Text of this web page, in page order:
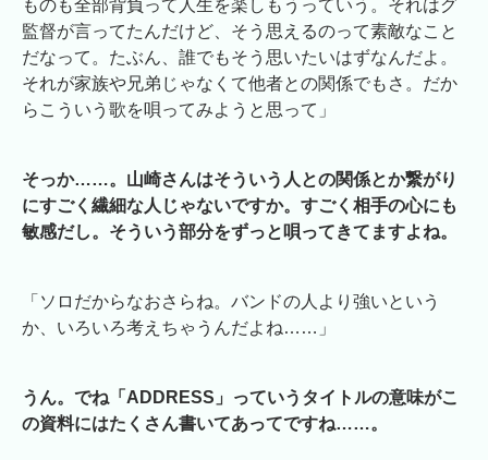
ものも全部背負って人生を楽しもうっていう。それはグ
監督が言ってたんだけど、そう思えるのって素敵なこと
だなって。たぶん、誰でもそう思いたいはずなんだよ。
それが家族や兄弟じゃなくて他者との関係でもさ。だか
らこういう歌を唄ってみようと思って」
そっか……。山崎さんはそういう人との関係とか繋がり
にすごく繊細な人じゃないですか。すごく相手の心にも
敏感だし。そういう部分をずっと唄ってきてますよね。
「ソロだからなおさらね。バンドの人より強いという
か、いろいろ考えちゃうんだよね……」
うん。でね「ADDRESS」っていうタイトルの意味がこ
の資料にはたくさん書いてあってですね……。